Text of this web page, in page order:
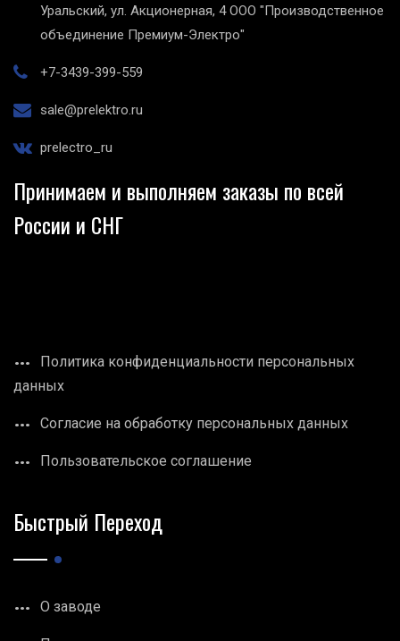
Уральский, ул. Акционерная, 4 ООО "Производственное
объединение Премиум-Электро"
+7-3439-399-559
sale@prelektro.ru
prelectro_ru
Принимаем и выполняем заказы по всей
России и СНГ
Политика конфиденциальности персональных
данных
Согласие на обработку персональных данных
Пользовательское соглашение
Быстрый Переход
О заводе